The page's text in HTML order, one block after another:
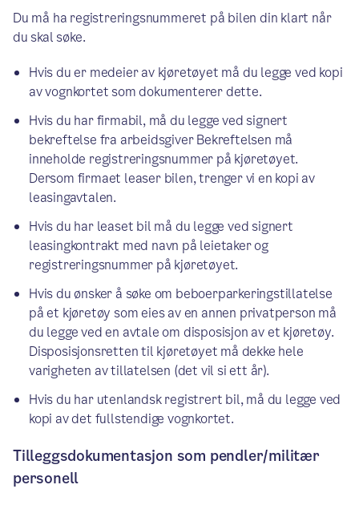
Du må ha registreringsnummeret på bilen din klart når
du skal søke.
Hvis du er medeier av kjøretøyet må du legge ved kopi
av vognkortet som dokumenterer dette.
Hvis du har firmabil, må du legge ved signert
bekreftelse fra arbeidsgiver Bekreftelsen må
inneholde registreringsnummer på kjøretøyet.
Dersom firmaet leaser bilen, trenger vi en kopi av
leasingavtalen.
Hvis du har leaset bil må du legge ved signert
leasingkontrakt med navn på leietaker og
registreringsnummer på kjøretøyet.
Hvis du ønsker å søke om beboerparkeringstillatelse
på et kjøretøy som eies av en annen privatperson må
du legge ved en avtale om disposisjon av et kjøretøy.
Disposisjonsretten til kjøretøyet må dekke hele
varigheten av tillatelsen (det vil si ett år).
Hvis du har utenlandsk registrert bil, må du legge ved
kopi av det fullstendige vognkortet.
Tilleggsdokumentasjon som pendler/militær
personell